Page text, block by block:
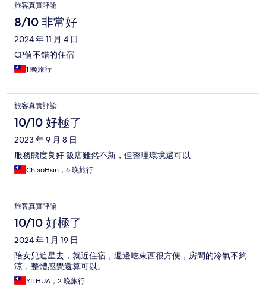
旅客真實評論
8/10 非常好
2024 年 11 月 4 日
CP值不錯的住宿
1 晚旅行
旅客真實評論
10/10 好極了
2023 年 9 月 8 日
服務態度良好 飯店雖然不新，但整理環境還可以
ChiaoHsin，6 晚旅行
旅客真實評論
10/10 好極了
2024 年 1 月 19 日
陪女兒追星去，就近住宿，週邊吃東西很方便，房間的冷氣不夠
涼，整體感覺還算可以。
YII HUA，2 晚旅行